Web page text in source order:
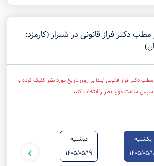
مطب دکتر فراز قانونی در شیراز (کارمزد:
مطب دکتر فراز قانونی ابتدا بر روی تاریخ مورد نظر کلیک کرده و
سپس ساعت مورد نظر را انتخاب کنید.
یکشنبه
1405/05/
دوشنبه
1405/05/19
›